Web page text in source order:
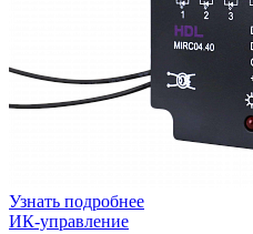
Узнать подробнее
ИК-управление